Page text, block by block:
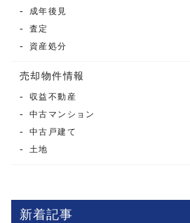
成年後見
査定
資産処分
売却物件情報
収益不動産
中古マンション
中古戸建て
土地
新着記事